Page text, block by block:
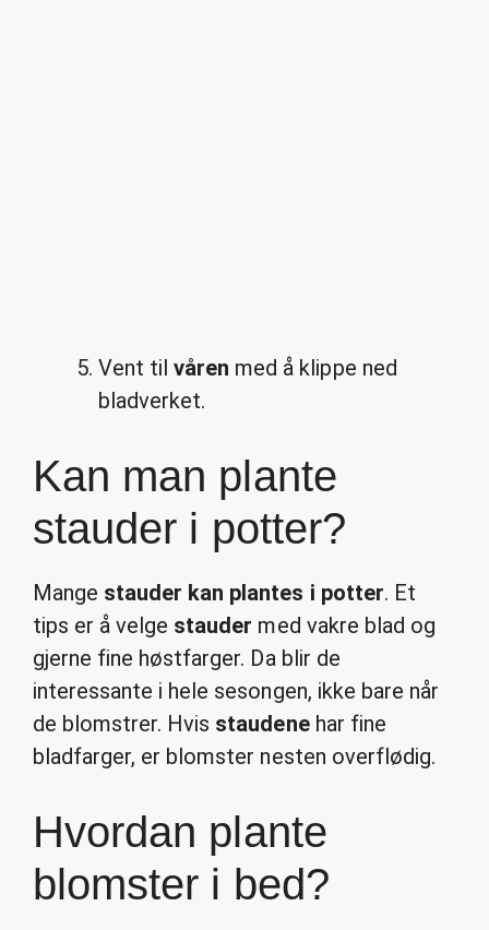
Vent tilvåren med å klippe ned
bladverket.
Kan man plante
stauder i potter?
Mange stauder kan plantes i potter. Et
tips er å velge stauder med vakre blad og
gjerne fine høstfarger. Da blir de
interessante i hele sesongen, ikke bare når
de blomstrer. Hvis staudenehar fine
bladfarger, er blomster nesten overflødig.
Hvordan plante
blomster i bed?